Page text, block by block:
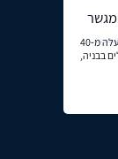
עו"ד, נוטריון, בורר ומגשר מוסמך בעל ניסיון של למעלה מ-40
בבניה,